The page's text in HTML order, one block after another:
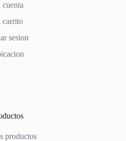
carrito
sesion
productos